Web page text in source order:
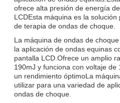
ofrece alta presión de energía
LCDEsta máquina es la
de terapia de ondas de choque.
La máquina de ondas de
la aplicación de ondas equinas
pantalla LCD.Ofrece un amplio
190mJ y funciona con voltaje
un rendimiento óptimoLa
utilizar para una variedad de
ondas de choque.